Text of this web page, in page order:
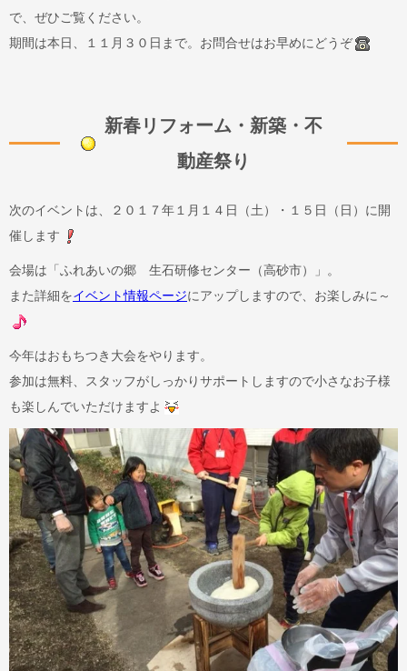
で、ぜひご覧ください。
期間は本日、１１月３０日まで。お問合せはお早めにどうぞ
新春リフォーム・新築・不
動産祭り
次のイベントは、２０１７年１月１４日（土）・１５日（日）に開
催します
会場は「ふれあいの郷 生石研修センター（高砂市）」。
また詳細をイベント情報ページにアップしますので、お楽しみに～
今年はおもちつき大会をやります。
参加は無料、スタッフがしっかりサポートしますので小さなお子様
も楽しんでいただけますよ